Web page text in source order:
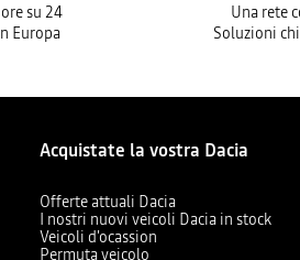
su 24
Europa
Una rete
Soluzioni
Acquistate la vostra Dacia
Offerte attuali Dacia
I nostri nuovi veicoli Dacia in stock
Veicoli d'ocassion
Permuta veicolo